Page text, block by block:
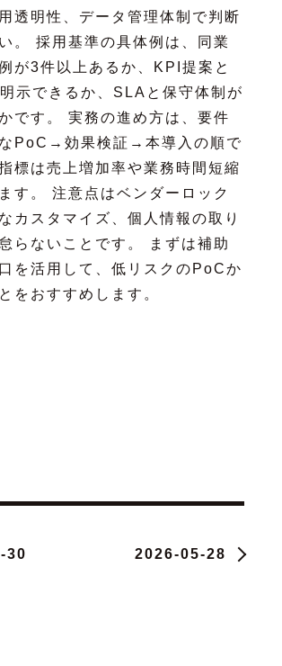
透明性、データ管理体制で判断
。 採用基準の具体例は、同業
が3件以上あるか、KPI提案と
示できるか、SLAと保守体制が
です。 実務の進め方は、要件
PoC→効果検証→本導入の順で
標は売上増加率や業務時間短縮
す。 注意点はベンダーロック
カスタマイズ、個人情報の取り
らないことです。 まずは補助
を活用して、低リスクのPoCか
をおすすめします。
30 2026-05-28